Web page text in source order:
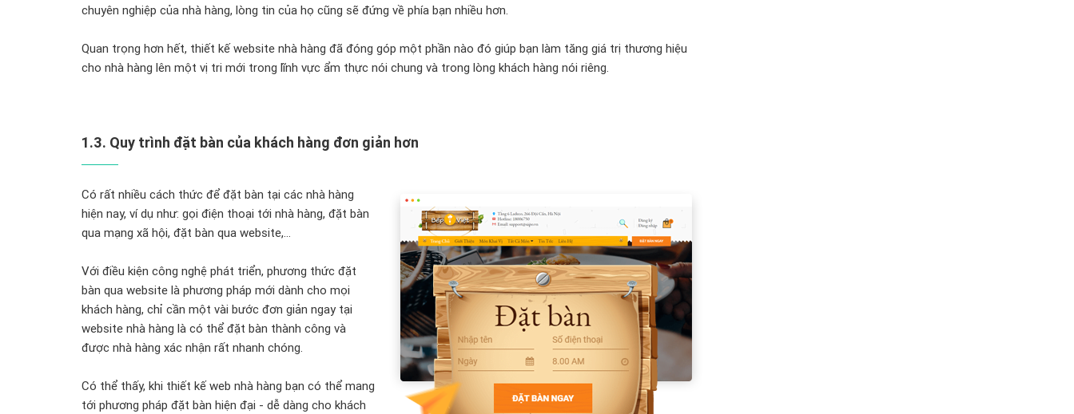
chuyên nghiệp của nhà hàng, lòng tin của họ cũng sẽ đứng về phía bạn nhiều hơn.
Quan trọng hơn hết, thiết kế website nhà hàng đã đóng góp một phần nào đó giúp bạn làm tăng giá trị thương hiệu
cho nhà hàng lên một vị tri mới trong lĩnh vực ẩm thực nói chung và trong lòng khách hàng nói riêng.
1.3. Quy trình đặt bàn của khách hàng đơn giản hơn
Có rất nhiều cách thức để đặt bàn tại các nhà hàng
hiện nay, ví dụ như: gọi điện thoại tới nhà hàng, đặt bàn
qua mạng xã hội, đặt bàn qua website,...
Với điều kiện công nghệ phát triển, phương thức đặt
bàn qua website là phương pháp mới dành cho mọi
khách hàng, chỉ cần một vài bước đơn giản ngay tại
website nhà hàng là có thể đặt bàn thành công và
được nhà hàng xác nhận rất nhanh chóng.
Có thể thấy, khi thiết kế web nhà hàng bạn có thể mang
tới phương pháp đặt bàn hiện đại - dễ dàng cho khách